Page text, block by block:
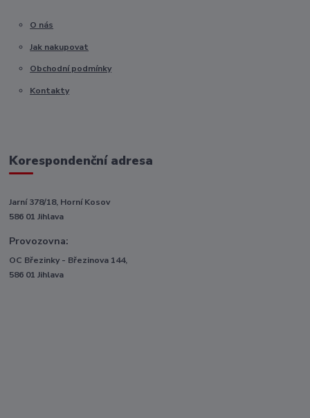
O nás
Jak nakupovat
Obchodní podmínky
Kontakty
Korespondenční adresa
Jarní 378/18, Horní Kosov
586 01 Jihlava
Provozovna:
OC Březinky - Březinova 144,
586 01 Jihlava